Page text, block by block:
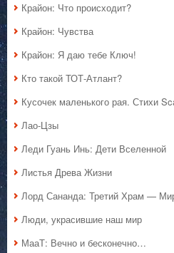
Крайон: Что происходит?
Крайон: Чувства
Крайон: Я даю тебе Ключ!
Кто такой ТОТ-Атлант?
Кусочек маленького рая. Стихи
Лао-Цзы
Леди Гуань Инь: Дети Вселенной
Листья Древа Жизни
Лорд Сананда: Третий Храм —
Люди, украсившие наш мир
МааТ: Вечно и бесконечно…